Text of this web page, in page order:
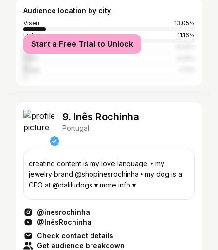
Audience location by city
Viseu
13.05%
Lisbon
11.16%
Seixal
Start a Free Trial to Unlock
9. Inês Rochinha
Portugal
creating content is my love language. ‣ my
jewelry brand @shopinesrochinha ‣ my dog is a
CEO at @daliludogs ▾ more info ▾
@inesrochinha
@InêsRochinha
Check contact details
Get audience breakdown